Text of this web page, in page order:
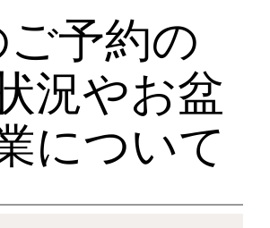
予約の
況やお盆
について